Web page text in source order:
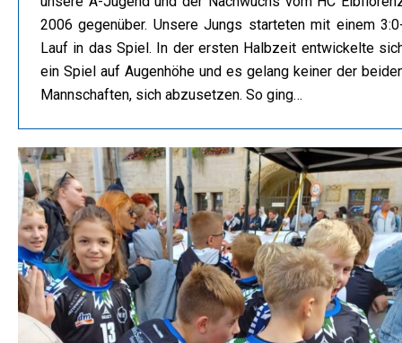
2006 gegenüber. Unsere Jungs starteten mit einem
Lauf in das Spiel. In der ersten Halbzeit entwickelte
ein Spiel auf Augenhöhe und es gelang keiner der
Mannschaften, sich abzusetzen. So ging…